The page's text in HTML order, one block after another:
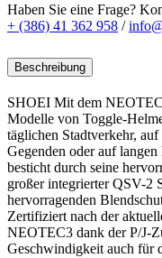
Haben Sie eine Frage?
+ (386) 41 362 958 /
Beschreibung
SHOEI Mit dem
Modelle von Toggle-
täglichen Stadtverkehr,
Gegenden oder auf
besticht durch seine
großer integrierter QSV-2
hervorragenden
Zertifiziert nach der
NEOTEC3 dank der P/J-
Geschwindigkeit auch für